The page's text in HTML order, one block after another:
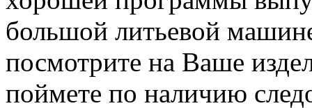
большой литьевой
посмотрите на Ваше
поймете по наличию